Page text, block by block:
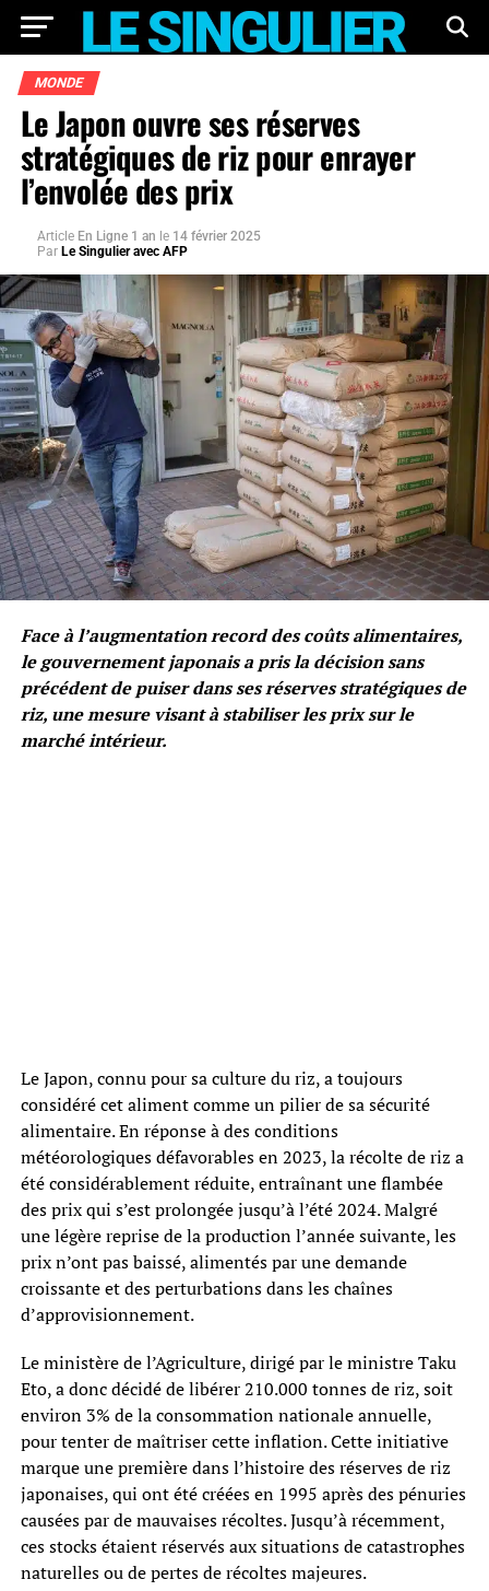
MONDE
Le Japon ouvre ses réserves
stratégiques de riz pour enrayer
l’envolée des prix
Article En Ligne 1 an le 14 février 2025
Par Le Singulier avec AFP
Face à l’augmentation record des coûts alimentaires,
le gouvernement japonais a pris la décision sans
précédent de puiser dans ses réserves stratégiques de
riz, une mesure visant à stabiliser les prix sur le
marché intérieur.
Le Japon, connu pour sa culture du riz, a toujours
considéré cet aliment comme un pilier de sa sécurité
alimentaire. En réponse à des conditions
météorologiques défavorables en 2023, la récolte de riz a
été considérablement réduite, entraînant une flambée
des prix qui s’est prolongée jusqu’à l’été 2024. Malgré
une légère reprise de la production l’année suivante, les
prix n’ont pas baissé, alimentés par une demande
croissante et des perturbations dans les chaînes
d’approvisionnement.
Le ministère de l’Agriculture, dirigé par le ministre Taku
Eto, a donc décidé de libérer 210.000 tonnes de riz, soit
environ 3% de la consommation nationale annuelle,
pour tenter de maîtriser cette inflation. Cette initiative
marque une première dans l’histoire des réserves de riz
japonaises, qui ont été créées en 1995 après des pénuries
causées par de mauvaises récoltes. Jusqu’à récemment,
ces stocks étaient réservés aux situations de catastrophes
naturelles ou de pertes de récoltes majeures.